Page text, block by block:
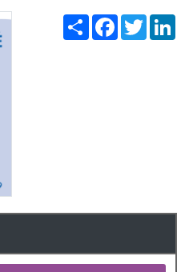
Share Facebook
Twitter